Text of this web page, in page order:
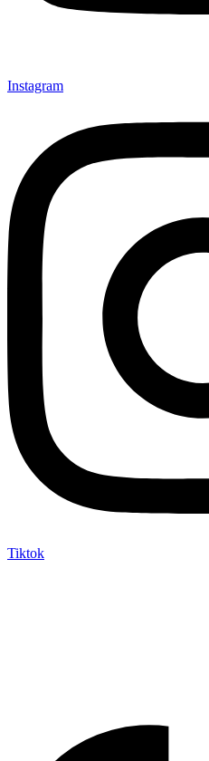
Instagram
Tiktok